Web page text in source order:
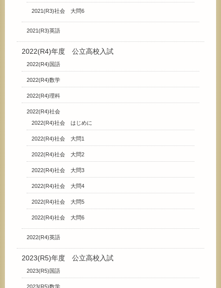
2021(R3)社会 大問6
2021(R3)英語
2022(R4)年度 公立高校入試
2022(R4)国語
2022(R4)数学
2022(R4)理科
2022(R4)社会
2022(R4)社会 はじめに
2022(R4)社会 大問1
2022(R4)社会 大問2
2022(R4)社会 大問3
2022(R4)社会 大問4
2022(R4)社会 大問5
2022(R4)社会 大問6
2022(R4)英語
2023(R5)年度 公立高校入試
2023(R5)国語
2023(R5)数学